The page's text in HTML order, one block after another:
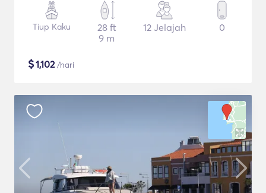
Tiup Kaku
28 ft
9 m
12 Jelajah 0
$1,102/hari